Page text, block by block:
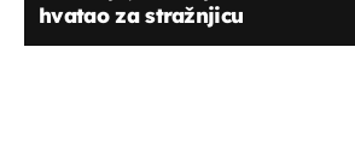
hvatao za stražnjicu